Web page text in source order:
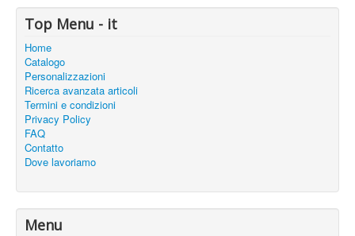
Top Menu - it
Home
Catalogo
Personalizzazioni
Ricerca avanzata articoli
Termini e condizioni
Privacy Policy
FAQ
Contatto
Dove lavoriamo
Menu